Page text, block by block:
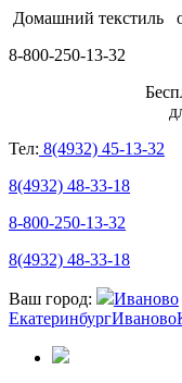
Домашний текстиль
8-800-250-13-32
Тел: 8(4932) 45-13-32
8(4932) 48-33-18
8-800-250-13-32
8(4932) 48-33-18
Ваш город:
Иваново
ЕкатеринбургИваново